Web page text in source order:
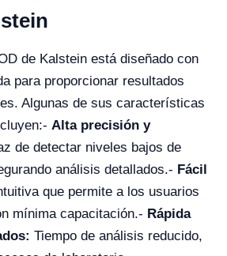
de Kalstein está diseñado con
para proporcionar resultados
Algunas de sus características
- Alta precisión y
de detectar niveles bajos de
análisis detallados.- Fácil
que permite a los usuarios
mínima capacitación.- Rápida
Tiempo de análisis reducido,